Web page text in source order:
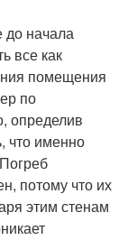
до начала
все как
помещения
по
определив
что именно
потому что их
этим стенам